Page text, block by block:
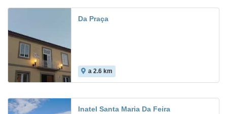
Da Praça
a 2.6 km
Inatel Santa Maria Da Feira